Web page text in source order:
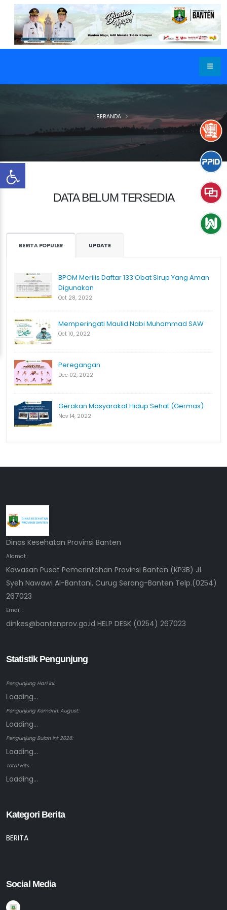
BERANDA
DATA BELUM TERSEDIA
BERITA POPULER UPDATE
BPOM Merilis Daftar 133 Obat Sirup Yang Aman
Digunakan
Oct 28, 2022
Memperingati Maulid Nabi Muhammad SAW
Oct 10, 2022
Peregangan
Dec 02, 2022
Gerakan Masyarakat Hidup Sehat (Germas)
Nov 14, 2022
Dinas Kesehatan Provinsi Banten
Alamat :
Kawasan Pusat Pemerintahan Provinsi Banten (KP3B) Jl.
Syeh Nawawi Al-Bantani, Curug Serang-Banten Telp.(0254)
267023
Email :
dinkes@bantenprov.go.id HELP DESK (0254) 267023
Statistik Pengunjung
Pengunjung Hari ini:
Loading...
Pengunjung Kemarin: August:
Loading...
Pengunjung Bulan ini: 2026:
Loading...
Total Hits:
Loading...
Kategori Berita
BERITA
Social Media